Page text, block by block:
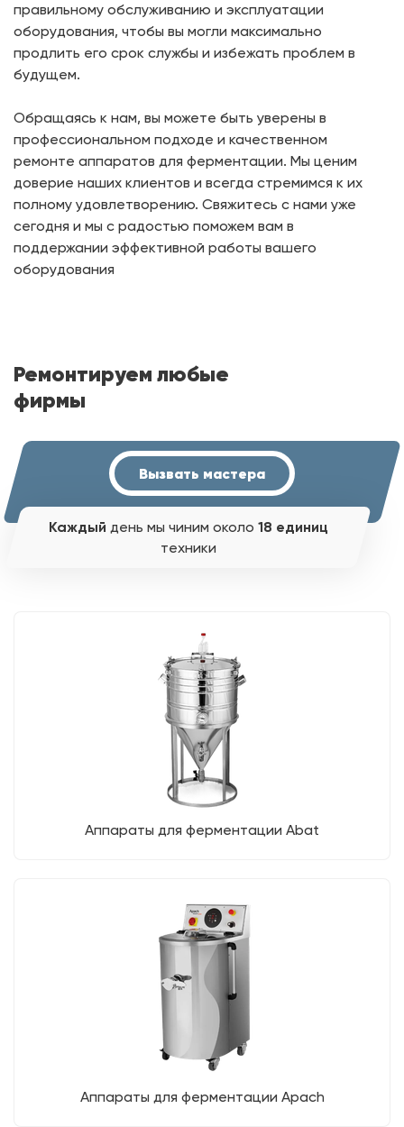
правильному обслуживанию и эксплуатации
оборудования, чтобы вы могли максимально
продлить его срок службы и избежать проблем в
будущем.
Обращаясь к нам, вы можете быть уверены в
профессиональном подходе и качественном
ремонте аппаратов для ферментации. Мы ценим
доверие наших клиентов и всегда стремимся к их
полному удовлетворению. Свяжитесь с нами уже
сегодня и мы с радостью поможем вам в
поддержании эффективной работы вашего
оборудования
Ремонтируем любые
фирмы
Вызвать мастера
Каждый день мы чиним около 18 единиц
техники
Аппараты для ферментации Abat
Аппараты для ферментации Apach